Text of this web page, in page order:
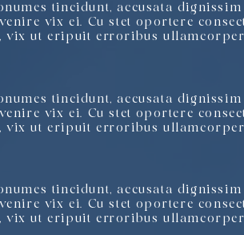
tincidunt, accusata dignissim
vix ei. Cu stet oportere
vix ut eripuit erroribus
tincidunt, accusata dignissim
vix ei. Cu stet oportere
vix ut eripuit erroribus
tincidunt, accusata dignissim
vix ei. Cu stet oportere
vix ut eripuit erroribus